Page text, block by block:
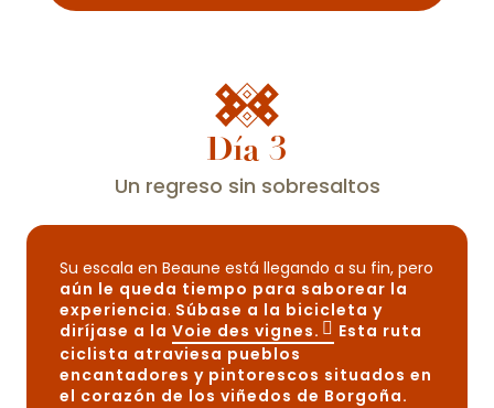
Día 3
Un regreso sin sobresaltos
Su escala en Beaune está llegando a su fin, pero
aún le queda tiempo para saborear la
experiencia. Súbase a la bicicleta y
diríjase a la Voie des vignes.
Esta ruta
ciclista atraviesa pueblos
encantadores y pintorescos situados en
el corazón de los viñedos de Borgoña.